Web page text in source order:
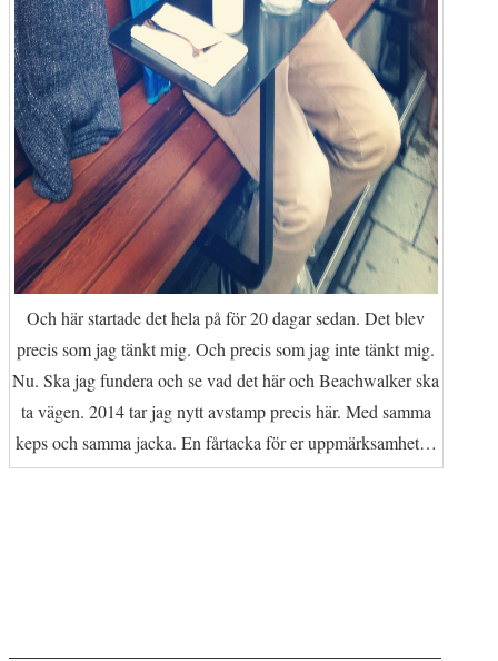
Och här startade det hela på för 20 dagar sedan. Det blev
precis som jag tänkt mig. Och precis som jag inte tänkt mig.
Nu. Ska jag fundera och se vad det här och Beachwalker ska
ta vägen. 2014 tar jag nytt avstamp precis här. Med samma
keps och samma jacka. En fårtacka för er uppmärksamhet…